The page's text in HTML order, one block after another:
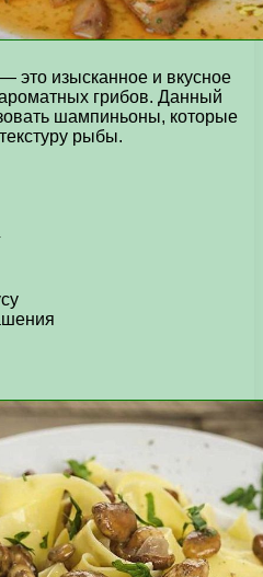
изысканное и вкусное
грибов. Данный
шампиньоны, которые
рыбы.